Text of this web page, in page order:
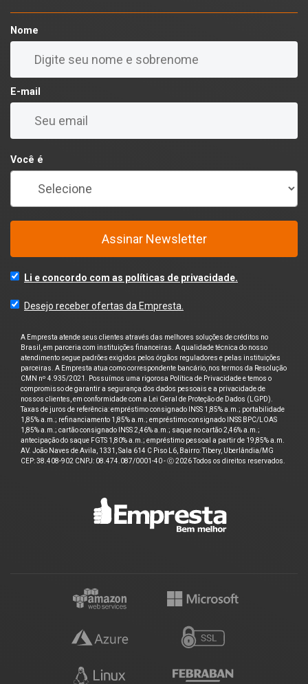
Nome
E-mail
Você é
Assinar Newsletter
Li e concordo com as políticas de privacidade.
Desejo receber ofertas da Empresta.
A Empresta atende seus clientes através das melhores soluções de créditos no
Brasil, em parceria com instituições financeiras. A qualidade técnica do nosso
atendimento segue padrões exigidos pelos órgãos reguladores e pelas instituições
parceiras. A Empresta atua como correspondente bancário, nos termos da Resolução
CMN nº 4.935/2021. Possuímos uma rigorosa Política de Privacidade e temos o
compromisso de garantir a segurança dos dados pessoais e a privacidade de
nossos clientes, em conformidade com a Lei Geral de Proteção de Dados (LGPD).
Taxas de juros de referência: empréstimo consignado INSS 1,85% a.m.; portabilidade
1,85% a.m.; refinanciamento 1,85% a.m.; empréstimo consignado INSS BPC/LOAS
1,85% a.m.; cartão consignado INSS 2,46% a.m.; saque no cartão 2,46% a.m.;
antecipação do saque FGTS 1,80% a.m.; empréstimo pessoal a partir de 19,85% a.m.
AV. João Naves de Avila, 1331, Sala 614 C Piso L6, Bairro: Tibery, Uberlândia/MG
CEP: 38.408-902 CNPJ: 08.474.087/0001-40 - ⓒ 2026 Todos os direitos reservados.